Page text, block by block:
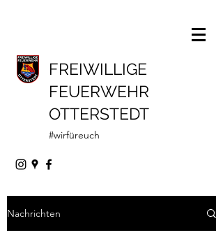
FREIWILLIGE
FEUERWEHR
OTTERSTEDT
#wirfüreuch
Nachrichten